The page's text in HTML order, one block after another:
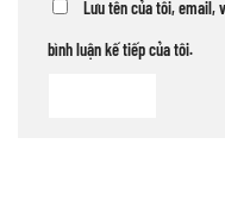
Lưu tên của tôi, email,
bình luận kế tiếp của tôi.